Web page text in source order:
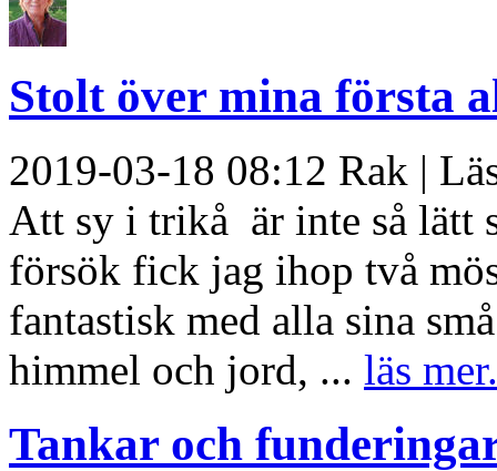
Stolt över mina första
2019-03-18 08:12 Rak |
Att sy i trikå är inte så lätt
försök fick jag ihop två
fantastisk med alla sina
himmel och jord, ... läs
Tankar och